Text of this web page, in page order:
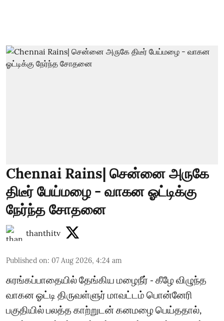
Chennai Rains| சென்னை அருகே
திடீர் பேய்மழை - வாகன ஓட்டிக்கு
நேர்ந்த சோதனை
thanthitv
Published on: 07 Aug 2026, 4:24 am
சுரங்கப்பாதையில் தேங்கிய மழைநீர் - கீழே விழுந்த
வாகன ஓட்டி திருவள்ளுர் மாவட்டம் பொன்னேரி
பகுதியில் பலத்த காற்றுடன் கனமழை பெய்ததால்,